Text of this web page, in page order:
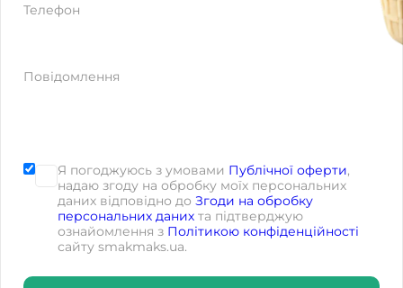
Телефон
Повідомлення
Я погоджуюсь з умовами Публічної оферти,
надаю згоду на обробку моїх персональних
даних відповідно до Згоди на обробку
персональних даних та підтверджую
ознайомлення з Політикою конфіденційності
сайту smakmaks.ua.